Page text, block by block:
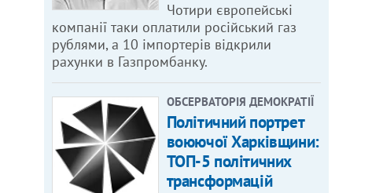
Чотири європейські
компанії таки оплатили російський газ
рублями, а 10 імпортерів відкрили
рахунки в Газпромбанку.
ОБСЕРВАТОРІЯ ДЕМОКРАТІЇ
Політичний портрет
воюючої Харківщини:
ТОП-5 політичних
трансформацій